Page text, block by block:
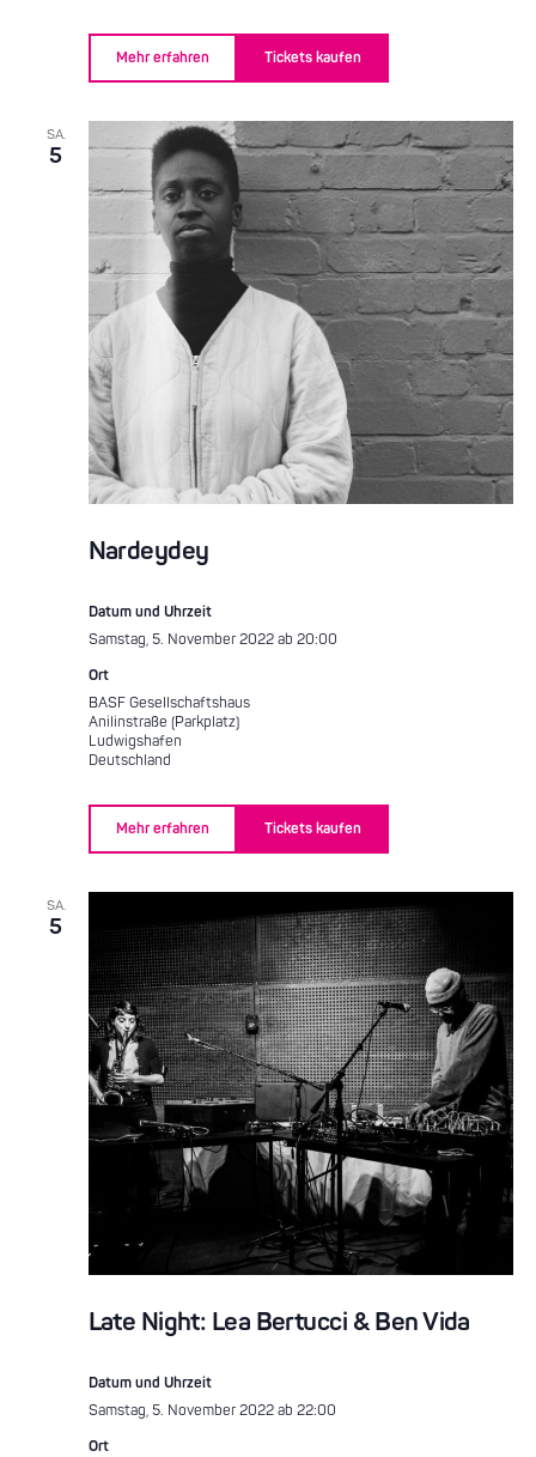
Mehr erfahren Tickets kaufen
SA.
5
Nardeydey
Datum und Uhrzeit
Samstag, 5. November 2022 ab 20:00
Ort
BASF Gesellschaftshaus
Anilinstraße (Parkplatz)
Ludwigshafen
Deutschland
Mehr erfahren Tickets kaufen
SA.
5
Late Night: Lea Bertucci & Ben Vida
Datum und Uhrzeit
Samstag, 5. November 2022 ab 22:00
Ort